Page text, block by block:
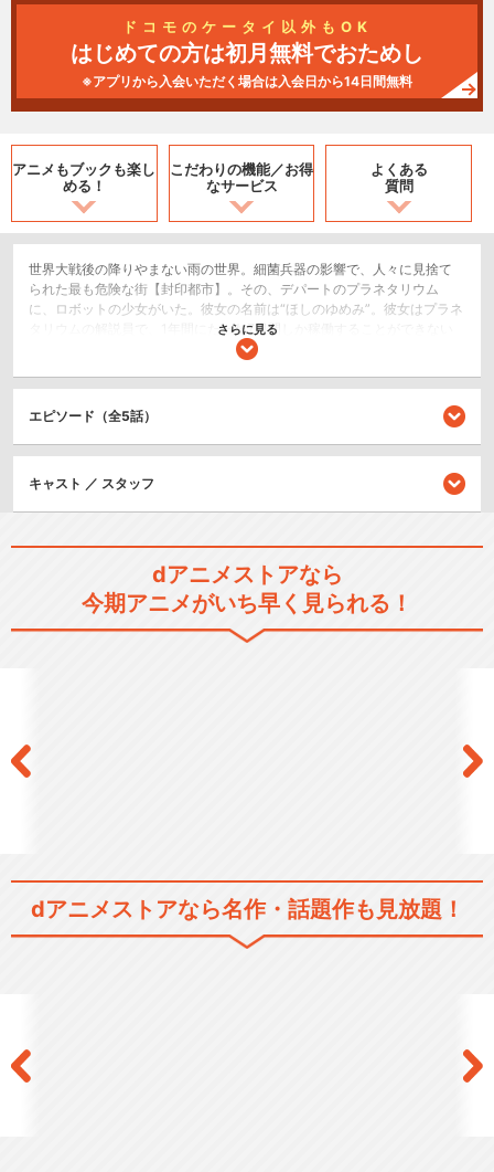
ドコモのケータイ以外もOK
はじめての方は初月無料でおためし
※アプリから入会いただく場合は入会日から14日間無料
アニメもブックも楽し
める！
こだわりの機能／お得
なサービス
よくある
質問
世界大戦後の降りやまない雨の世界。細菌兵器の影響で、人々に見捨て
られた最も危険な街【封印都市】。その、デパートのプラネタリウム
に、ロボットの少女がいた。彼女の名前は“ほしのゆめみ”。彼女はプラネ
タリウムの解説員で、1年間にたった7日間しか稼働することができない
壊れかけのロボットだった。そこで彼女は、30年間いつか誰かが訪れる
目覚めたその日に、彼女の前に1人の男が現れた。｢おめでとうございま
すっ！あなたはちょうど、250万人目のお客様です！｣突如現れたロボッ
トに警戒する男・“屑屋”。貴重物資を回収することを生業とする彼は、
【封印都市】に潜入中、都市を徘徊する戦闘機械(メンシェン・イェーガ
リウムはいかがでしょう。 どんな時も決して消えることのない、美しい
無窮のきらめき……。満天の星々がみなさまをお待ちしています｣星すら
日間しか稼働できないロボットの少女が、目覚めたまさにその日に訪れ
た偶然。そこで起こった奇跡とは――。
SF/ファンタジー
恋愛/ラブコメ
planetarian～雪圏球（スノー
グローブ…
さらに見る
エピソード（全5話）
キャスト ／ スタッフ
dアニメストアなら
今期アニメがいち早く見られる！
dアニメストアなら名作・話題作も見放題！